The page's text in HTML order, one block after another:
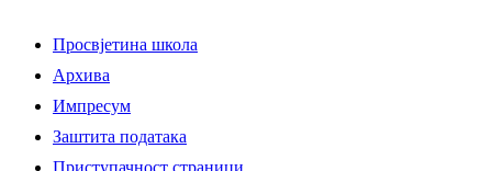
Просвјетина школа
Архива
Импресум
Заштита података
Приступачност страници